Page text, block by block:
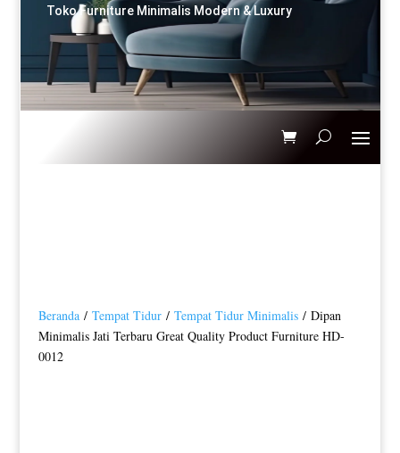
Toko Furniture Minimalis Modern & Luxury
Beranda/ Tempat Tidur/ Tempat Tidur Minimalis/ Dipan
Minimalis Jati Terbaru Great Quality Product Furniture HD-
0012